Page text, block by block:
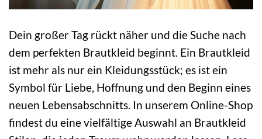
Dein großer Tag rückt näher und die Suche nach
dem perfekten Brautkleid beginnt. Ein Brautkleid
ist mehr als nur ein Kleidungsstück; es ist ein
Symbol für Liebe, Hoffnung und den Beginn eines
neuen Lebensabschnitts. In unserem Online-Shop
findest du eine vielfältige Auswahl an Brautkleid